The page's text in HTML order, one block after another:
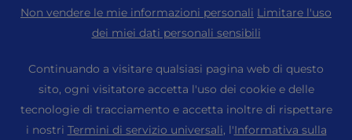
Hosting server Minecraft
Hosting PHP
PrestaShop Hosting
Hosting Ubuntu
Supporto alla comunità
Soluzioni InMotion
Hosting gestito
Migrazioni di siti web
Blog
Programma di affiliazione
Non vendere le mie informazioni personali Limitare l'uso
dei miei dati personali sensibili
Continuando a visitare qualsiasi pagina web di questo
sito, ogni visitatore accetta l'uso dei cookie e delle
tecnologie di tracciamento e accetta inoltre di rispettare
i nostri Termini di servizio universali, l'Informativa sulla